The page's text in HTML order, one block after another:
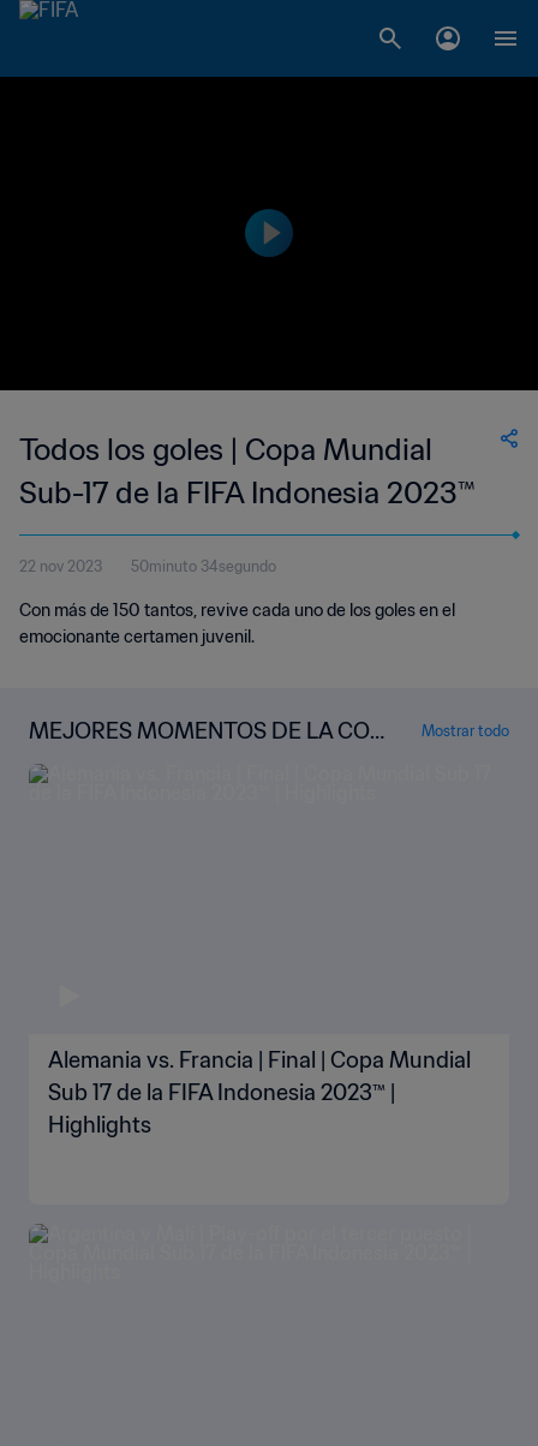
Todos los goles | Copa Mundial
Sub-17 de la FIFA Indonesia 2023™
22 nov 2023 50minuto 34segundo
Con más de 150 tantos, revive cada uno de los goles en el
emocionante certamen juvenil.
MEJORES MOMENTOS DE LA COP
A MUNDIAL SUB 17 DE INDONESIA
2023™
Mostrar todo
Alemania vs. Francia | Final | Copa Mundial
Sub 17 de la FIFA Indonesia 2023™ |
Highlights